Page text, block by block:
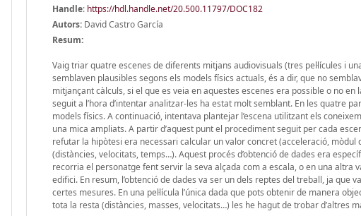
Handle: https://hdl.handle.net/20.500.11797/DOC182
Autors: David Castro García
Resum:
Vaig triar quatre escenes de diferents mitjans audiovisuals (tres pel·lícules i
semblaven plausibles segons els models físics actuals, és a dir, que no
mitjançant càlculs, si el que es veia en aquestes escenes era possible o no
seguit a l’hora d’intentar analitzar-les ha estat molt semblant. En les quatre
models físics. A continuació, intentava plantejar l’escena utilitzant els
una mica ampliats. A partir d’aquest punt el procediment seguit per cada
refutar la hipòtesi era necessari calcular un valor concret (acceleració,
(distàncies, velocitats, temps…). Aquest procés d’obtenció de dades era
recorria el personatge fent servir la seva alçada com a escala, o en una altra
edifici. En resum, l’obtenció de dades va ser un dels reptes del treball, ja
certes mesures. En una pel·lícula l’única dada que pots obtenir de manera
tota la resta (distàncies, masses, velocitats…) les he hagut de trobar d’altres